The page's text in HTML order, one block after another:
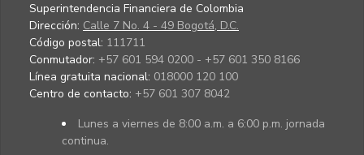
Superintendencia Financiera de Colombia
Dirección: Calle 7 No. 4 - 49 Bogotá, D.C.
Código postal: 111711
Conmutador: +57 601 594 0200 - +57 601 350 8166
Línea gratuita nacional: 018000 120 100
Centro de contacto: +57 601 307 8042
Lunes a viernes de 8:00 a.m. a 6:00 p.m. jornada
continua.